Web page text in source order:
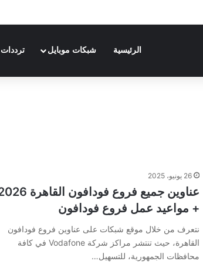
الرئيسية شبكات موبايل ترددات
26 يونيو، 2025
عناوين جميع فروع فودافون
+ مواعيد عمل فروع فودافون
نتعرف من خلال موقع شبكات على عناوين فروع فودافون
القاهرة، حيث تنتشر مراكز شركة Vodafone في كافة
محافظات الجمهورية، للتسهيل…